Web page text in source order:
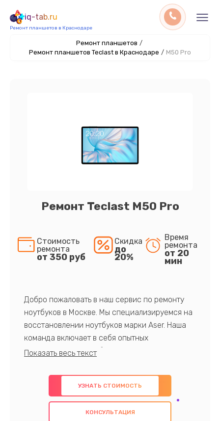
iq-tab.ru
Ремонт планшетов в Краснодаре
Ремонт планшетов /
Ремонт планшетов Teclast в Краснодаре / M50 Pro
Ремонт Teclast M50 Pro
Стоимость
ремонта
от 350 руб
Скидка
до
20%
Время
ремонта
от 20
мин
Добро пожаловать в наш сервис по ремонту
ноутбуков в Москве. Мы специализируемся на
восстановлении ноутбуков марки Aser. Наша
команда включает в себя опытных
профессионалов с обширными знаниями и
предлагаем быстрый и качественный ремонт с
использованием оригинальных компонентов, а
также гарантируем качество всех
проведенных работ. Наша цель - предоставить
УЗНАТЬ СТОИМОСТЬ
КОНСУЛЬТАЦИЯ